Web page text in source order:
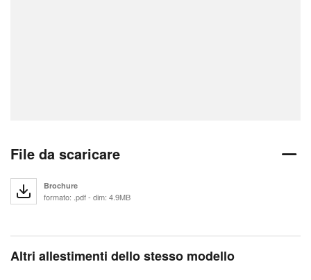
File da scaricare
Brochure
formato: .pdf - dim: 4.9MB
Altri allestimenti dello stesso modello